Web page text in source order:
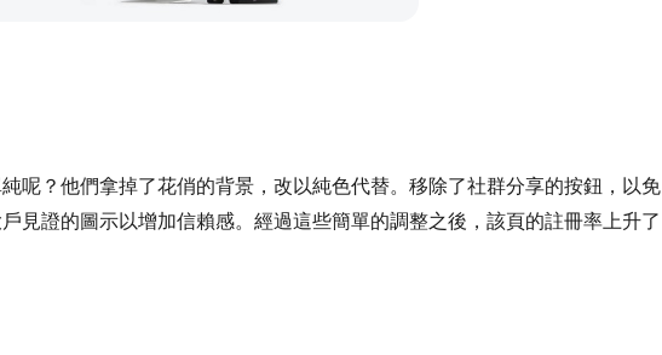
呢？他們拿掉了花俏的背景，改以純色代替。移除了社群分享的按鈕，以免
見證的圖示以增加信賴感。經過這些簡單的調整之後，該頁的註冊率上升了